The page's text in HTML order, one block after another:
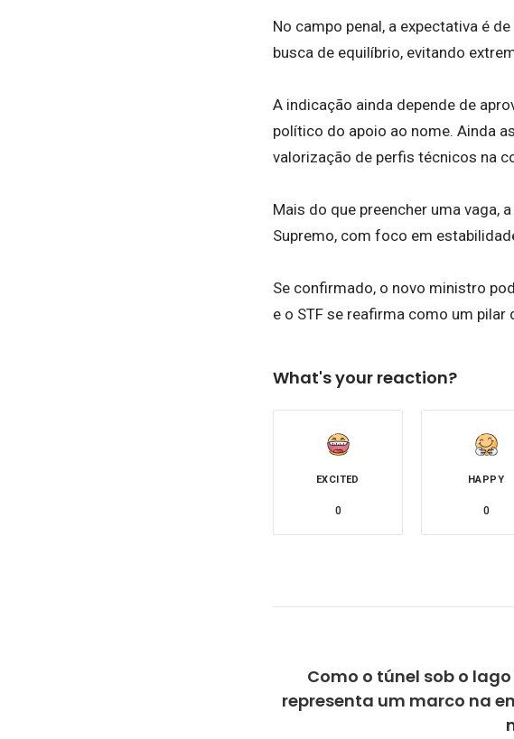
No campo penal, a expectativa é
busca de equilíbrio, evitando
A indicação ainda depende de
político do apoio ao nome. Ainda
valorização de perfis técnicos na
Mais do que preencher uma vaga,
Supremo, com foco em
Se confirmado, o novo ministro
e o STF se reafirma como um
What's your reaction?
EXCITED
0
HAPPY
0
Como o túnel sob o
representa um marco na